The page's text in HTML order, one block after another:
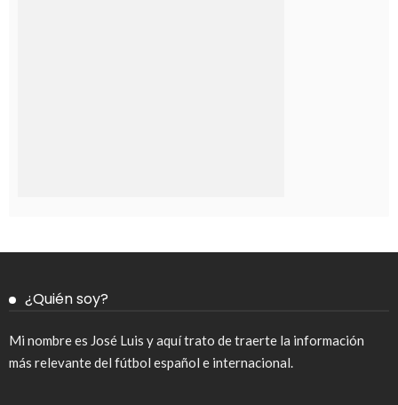
¿Quién soy?
Mi nombre es José Luis y aquí trato de traerte la información
más relevante del fútbol español e internacional.